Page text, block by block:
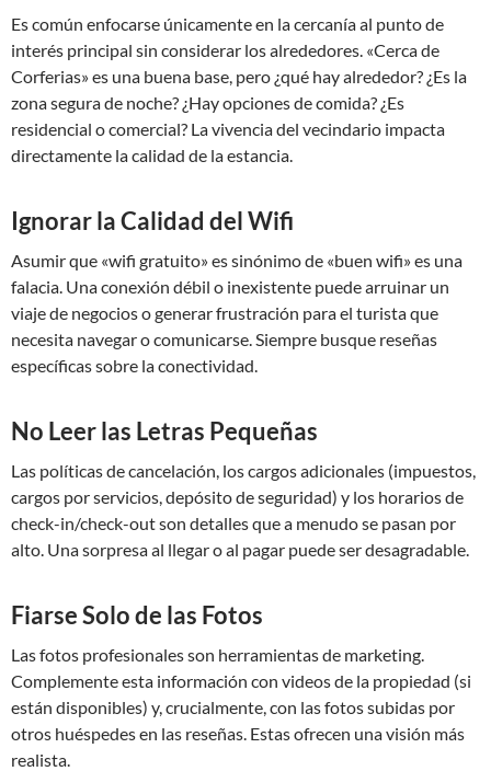
Es común enfocarse únicamente en la cercanía al punto de
interés principal sin considerar los alrededores. «Cerca de
Corferias» es una buena base, pero ¿qué hay alrededor? ¿Es la
zona segura de noche? ¿Hay opciones de comida? ¿Es
residencial o comercial? La vivencia del vecindario impacta
directamente la calidad de la estancia.
Ignorar la Calidad del Wifi
Asumir que «wifi gratuito» es sinónimo de «buen wifi» es una
falacia. Una conexión débil o inexistente puede arruinar un
viaje de negocios o generar frustración para el turista que
necesita navegar o comunicarse. Siempre busque reseñas
específicas sobre la conectividad.
No Leer las Letras Pequeñas
Las políticas de cancelación, los cargos adicionales (impuestos,
cargos por servicios, depósito de seguridad) y los horarios de
check-in/check-out son detalles que a menudo se pasan por
alto. Una sorpresa al llegar o al pagar puede ser desagradable.
Fiarse Solo de las Fotos
Las fotos profesionales son herramientas de marketing.
Complemente esta información con videos de la propiedad (si
están disponibles) y, crucialmente, con las fotos subidas por
otros huéspedes en las reseñas. Estas ofrecen una visión más
realista.